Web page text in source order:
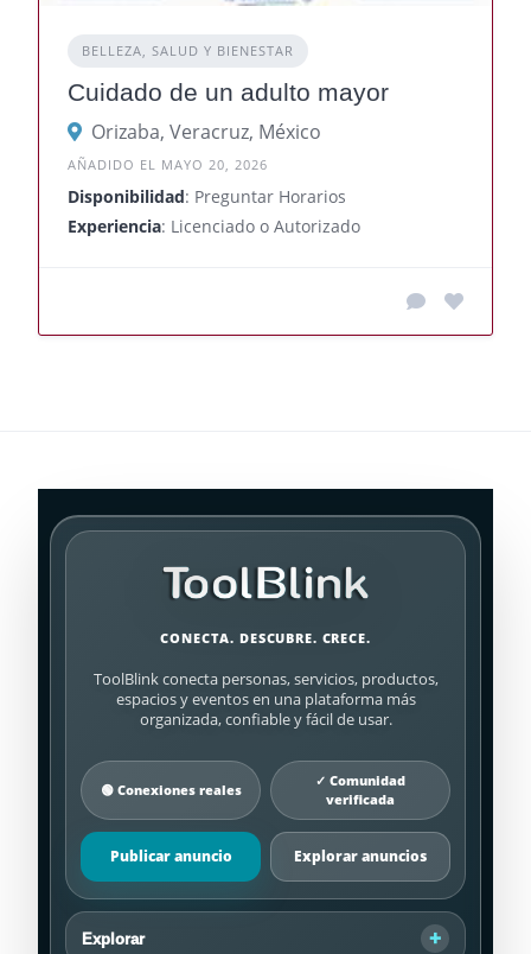
BELLEZA, SALUD Y BIENESTAR
Cuidado de un adulto mayor
Orizaba, Veracruz, México
AÑADIDO EL MAYO 20, 2026
Disponibilidad: Preguntar Horarios
Experiencia: Licenciado o Autorizado
CONECTA. DESCUBRE. CRECE.
ToolBlink conecta personas, servicios, productos,
espacios y eventos en una plataforma más
organizada, confiable y fácil de usar.
🟢 Conexiones reales
✓ Comunidad
verificada
Publicar anuncio Explorar anuncios
Explorar